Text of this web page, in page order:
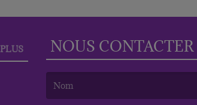
PLUS NOUS CONTACTER